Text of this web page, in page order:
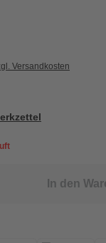
Versandkosten
In den